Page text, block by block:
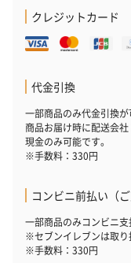
クレジットカード
代金引換
一部商品のみ代金引換が
商品お届け時に配送会
現金のみ可能です。
※手数料：330円
コンビニ前払い（
一部商品のみコンビニ支
※セブンイレブンは取り
※手数料：330円